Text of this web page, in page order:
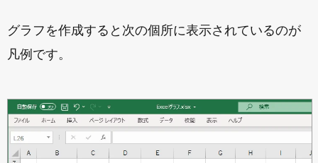
グラフを作成すると次の個所に表示されているのが
凡例です。